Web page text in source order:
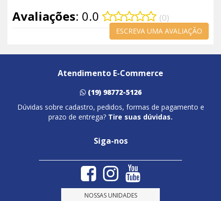
Avaliações: 0.0 (0)
ESCREVA UMA AVALIAÇÃO
Atendimento E-Commerce
(19) 98772-5126
Dúvidas sobre cadastro, pedidos, formas de pagamento e
prazo de entrega? Tire suas dúvidas.
Siga-nos
NOSSAS UNIDADES